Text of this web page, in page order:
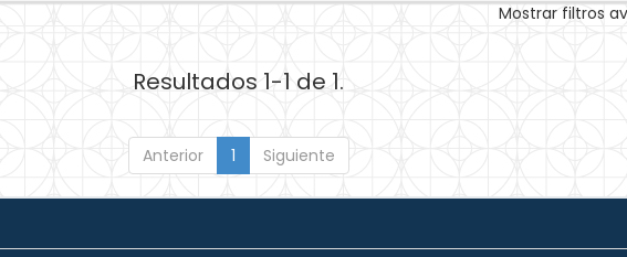
Mostrar filtros
Resultados 1-1 de 1.
Anterior 1 Siguiente